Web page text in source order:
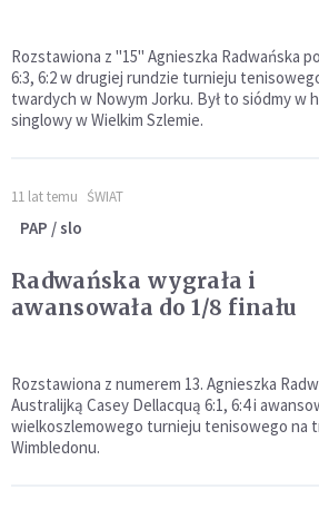
Rozstawiona z "15" Agnieszka Radwańska
6:3, 6:2 w drugiej rundzie turnieju
twardych w Nowym Jorku. Był to siódmy w
singlowy w Wielkim Szlemie.
11 lat temu ŚWIAT
PAP / slo
Radwańska wygrała i
awansowała do 1/8 finału
Rozstawiona z numerem 13. Agnieszka
Australijką Casey Dellacquą 6:1, 6:4 i
wielkoszlemowego turnieju tenisowego na
Wimbledonu.